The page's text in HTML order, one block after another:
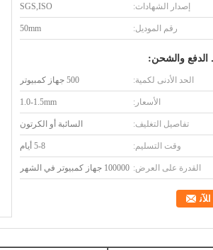
إصدار الشهادات: SGS,ISO
رقم الموديل: 50mm
والشحن:
الحد الأدنى لكمية: 500 جهاز كمبيوتر
الأسعار: 1.0-1.5mm
تفاصيل التغليف: السائبة أو الكرتون
وقت التسليم: 5-8 أيام
القدرة على العرض: 100000 جهاز كمبيوتر في الشهر